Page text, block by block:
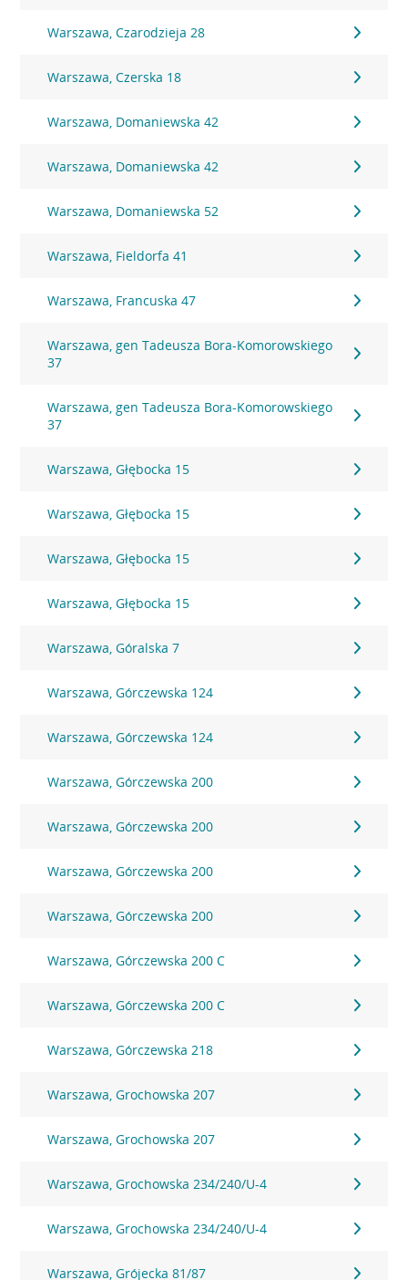
Warszawa, Czarodzieja 28
Warszawa, Czerska 18
Warszawa, Domaniewska 42
Warszawa, Domaniewska 42
Warszawa, Domaniewska 52
Warszawa, Fieldorfa 41
Warszawa, Francuska 47
Warszawa, gen Tadeusza Bora-Komorowskiego
37
Warszawa, gen Tadeusza Bora-Komorowskiego
37
Warszawa, Głębocka 15
Warszawa, Głębocka 15
Warszawa, Głębocka 15
Warszawa, Głębocka 15
Warszawa, Góralska 7
Warszawa, Górczewska 124
Warszawa, Górczewska 124
Warszawa, Górczewska 200
Warszawa, Górczewska 200
Warszawa, Górczewska 200
Warszawa, Górczewska 200
Warszawa, Górczewska 200 C
Warszawa, Górczewska 200 C
Warszawa, Górczewska 218
Warszawa, Grochowska 207
Warszawa, Grochowska 207
Warszawa, Grochowska 234/240/U-4
Warszawa, Grochowska 234/240/U-4
Warszawa, Grójecka 81/87